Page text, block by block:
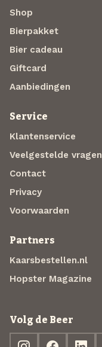
Shop
Bierpakket
Bier cadeau
Giftcard
Aanbiedingen
Service
Klantenservice
Veelgestelde vragen
Contact
Privacy
Voorwaarden
Partners
Kaarsbestellen.nl
Hopster Magazine
Volg de Beer